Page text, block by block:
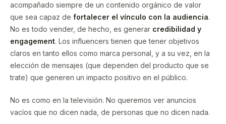
acompañado siempre de un contenido orgánico de valor
que sea capaz de fortalecer el vínculo con la audiencia.
No es todo vender, de hecho, es generar credibilidad y
engagement. Los influencers tienen que tener objetivos
claros en tanto ellos como marca personal, y a su vez, en la
elección de mensajes (que dependen del producto que se
trate) que generen un impacto positivo en el público.
No es como en la televisión. No queremos ver anuncios
vacíos que no dicen nada, de personas que no dicen nada.